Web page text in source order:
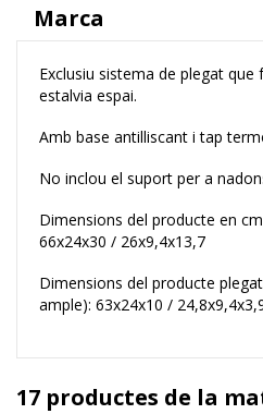
Marca
Exclusiu sistema de plegat
estalvia espai.
Amb base antilliscant i tap
No inclou el suport per a
Dimensions del producte en
66x24x30 / 26x9,4x13,7
Dimensions del producte
ample): 63x24x10 /
17 productes de la